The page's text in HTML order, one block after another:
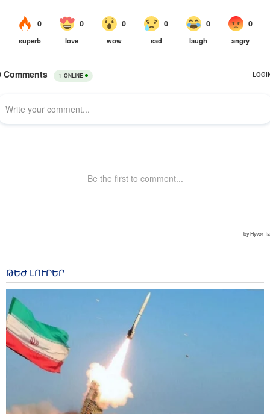
ԹԵԺ ԼՈՒՐԵՐ